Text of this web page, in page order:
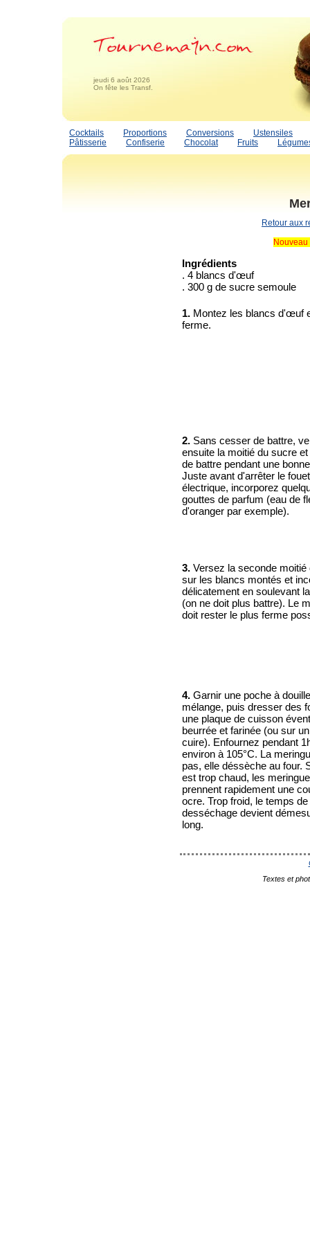
jeudi 6 août 2026
On fête les Transf.
Cocktails Proportions Conversions
Ustensiles
Pâtisserie
Confiserie Chocolat Fruits
Retour aux
Ingrédients
. 4 blancs d'œuf
. 300 g de sucre semoule
1. Montez les blancs d'œuf
ferme.
2. Sans cesser de battre,
ensuite la moitié du sucre
de battre pendant une
Juste avant d'arrêter le fouet
électrique, incorporez
gouttes de parfum (eau de
d'oranger par exemple).
3. Versez la seconde moitié
sur les blancs montés et
délicatement en soulevant
(on ne doit plus battre). Le
doit rester le plus ferme
4. Garnir une poche à
mélange, puis dresser des
une plaque de cuisson
beurrée et farinée (ou sur
cuire). Enfournez pendant
environ à 105°C. La
pas, elle déssèche au four.
est trop chaud, les
prennent rapidement une
ocre. Trop froid, le temps de
desséchage devient
long.
Textes et